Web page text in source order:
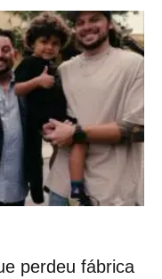
perdeu fábrica